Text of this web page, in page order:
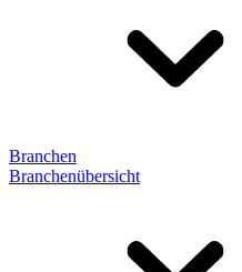
Branchen
Branchenübersicht